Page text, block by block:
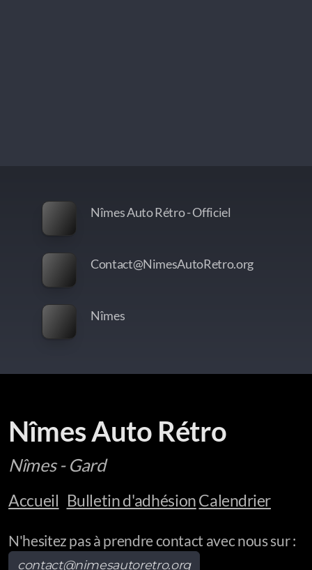
Nîmes Auto Rétro - Officiel
Contact@NimesAutoRetro.org
Nîmes
Nîmes Auto Rétro
Nîmes - Gard
Accueil Bulletin d'adhésionCalendrier
N'hesitez pas à prendre contact avec nous sur :
contact@nimesautoretro.org